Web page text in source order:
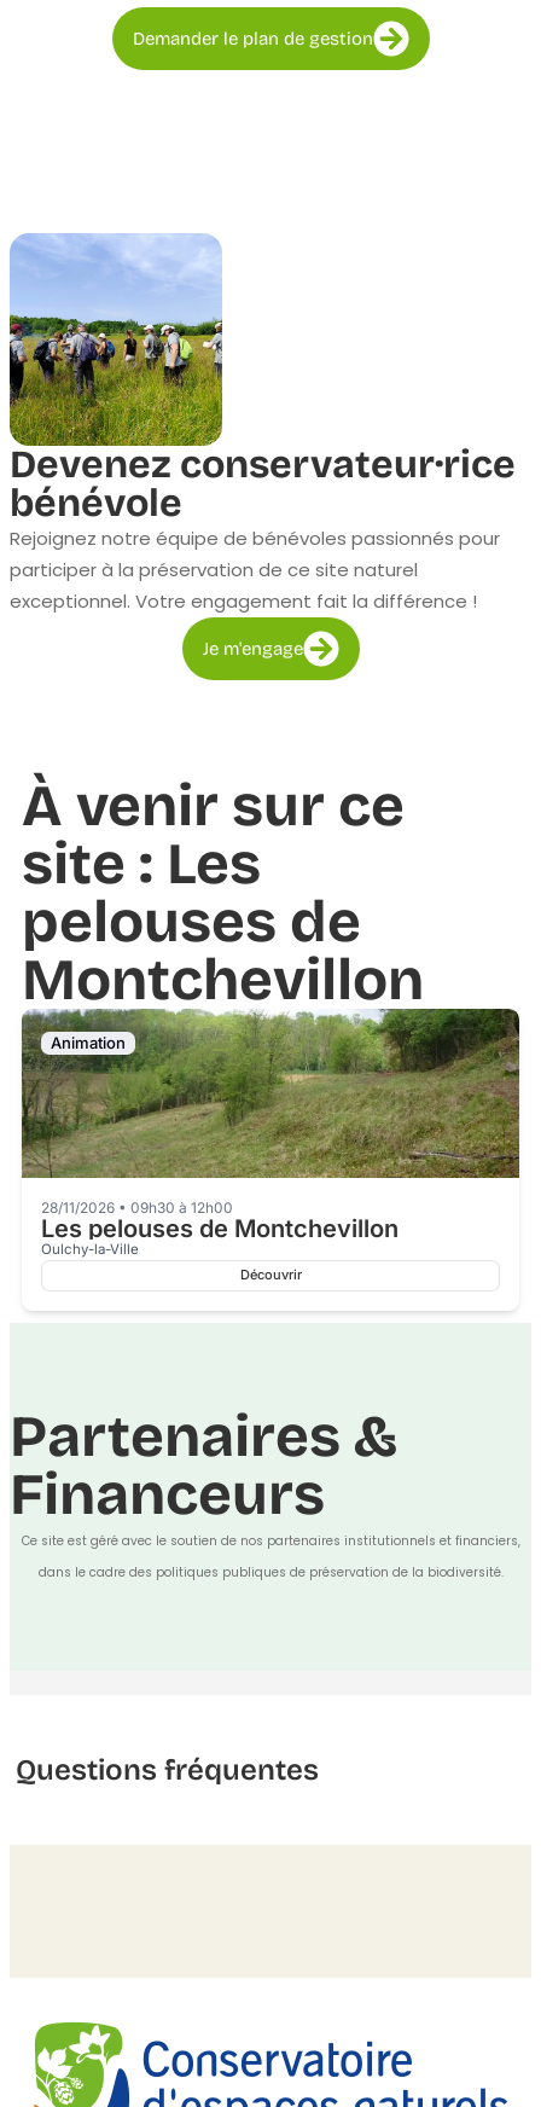
Demander le plan de gestion
Devenez conservateur·rice
bénévole
Rejoignez notre équipe de bénévoles passionnés pour
participer à la préservation de ce site naturel
exceptionnel. Votre engagement fait la différence !
Je m'engage
À venir sur ce
site : Les
pelouses de
Montchevillon
Animation
28/11/2026 • 09h30 à 12h00
Les pelouses de Montchevillon
Oulchy-la-Ville
Découvrir
Partenaires &
Financeurs
Ce site est géré avec le soutien de nos partenaires institutionnels et financiers,
dans le cadre des politiques publiques de préservation de la biodiversité.
Questions fréquentes